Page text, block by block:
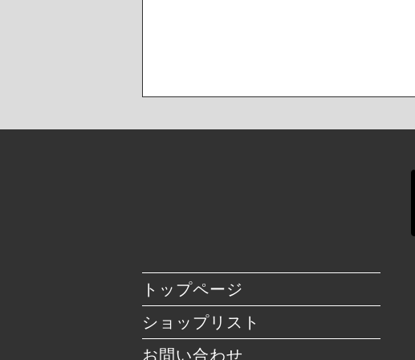
トップページ
ショップリスト
お問い合わせ